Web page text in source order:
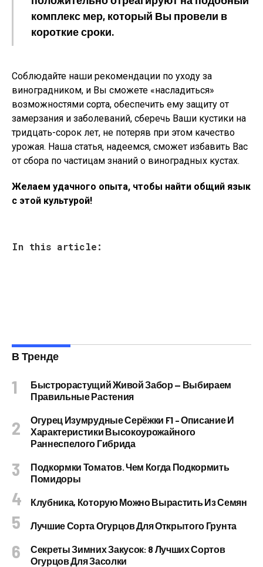
комплекс мер, который Вы провели в
короткие сроки.
Соблюдайте наши рекомендации по уходу за
виноградником, и Вы сможете «насладиться»
возможностями сорта, обеспечить ему защиту от
замерзания и заболеваний, сберечь Ваши кустики на
тридцать-сорок лет, не потеряв при этом качество
урожая. Наша статья, надеемся, сможет избавить Вас
от сбора по частицам знаний о виноградных кустах.
Желаем удачного опыта, чтобы найти общий язык
с этой культурой!
In this article:
В Тренде
Быстрорастущий Живой Забор — Выбираем
Правильные Растения
Огурец Изумрудные Серёжки F1 – Описание И
Характеристики Высокоурожайного
Раннеспелого Гибрида
Подкормки Томатов. Чем Когда Подкормить
Помидоры
Клубника, Которую Можно Вырастить Из Семян
Лучшие Сорта Огурцов Для Открытого Грунта
Секреты Зимних Закусок: 8 Лучших Сортов
Огурцов Для Засолки